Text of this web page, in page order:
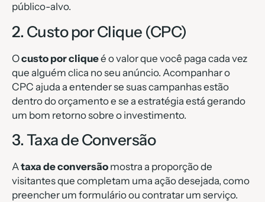
público-alvo.
2. Custo por Clique (CPC)
Ocusto por cliqueé o valor que você paga cada vez
que alguém clica no seu anúncio. Acompanhar o
CPC ajuda a entender se suas campanhas estão
dentro do orçamento e se a estratégia está gerando
um bom retorno sobre o investimento.
3. Taxa de Conversão
Ataxa de conversão mostra a proporção de
visitantes que completam uma ação desejada, como
preencher um formulário ou contratar um serviço.